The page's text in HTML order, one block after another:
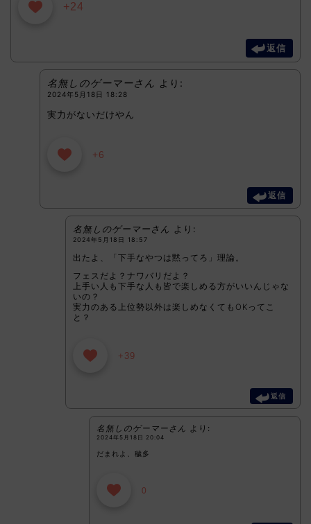
+24
返信
名無しのゲーマーさん より:
2024年5月18日 18:28
実力がないだけやん
+6
返信
名無しのゲーマーさん より:
2024年5月18日 18:57
出たよ、「下手なやつは黙ってろ」理論。
フェスだよ？ナワバリだよ？
上手い人も下手な人も皆で楽しめる方がいいんじゃな
いの？
実力のある上位勢以外は楽しめなくてもOKってこ
と？
+39
返信
名無しのゲーマーさん より:
2024年5月18日 20:04
だまれよ、穢多
0